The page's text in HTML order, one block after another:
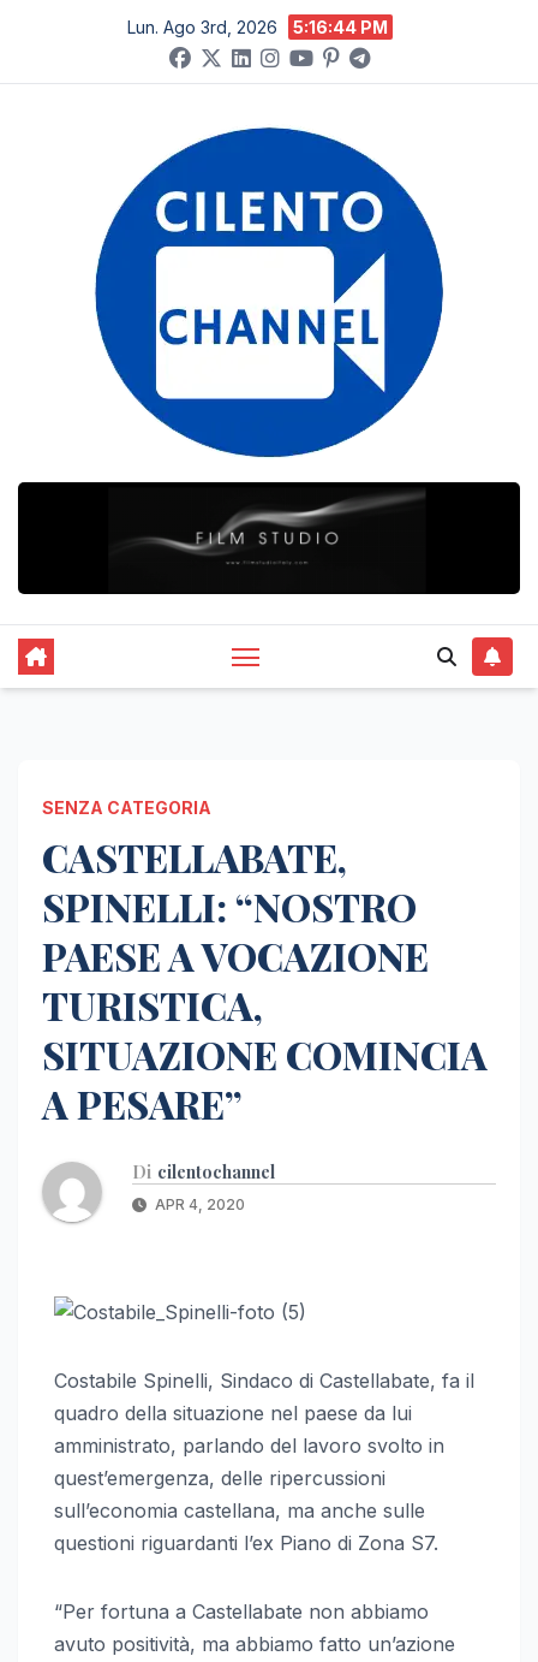
contenuto
Lun. Ago 3rd, 2026 5:16:45 PM
SENZA CATEGORIA
CASTELLABATE,
SPINELLI: “NOSTRO
PAESE A VOCAZIONE
TURISTICA,
SITUAZIONE COMINCIA
A PESARE”
Di cilentochannel
APR 4, 2020
Costabile Spinelli, Sindaco di Castellabate, fa il
quadro della situazione nel paese da lui
amministrato, parlando del lavoro svolto in
quest’emergenza, delle ripercussioni
sull’economia castellana, ma anche sulle
questioni riguardanti l’ex Piano di Zona S7.
“Per fortuna a Castellabate non abbiamo
avuto positività, ma abbiamo fatto un’azione